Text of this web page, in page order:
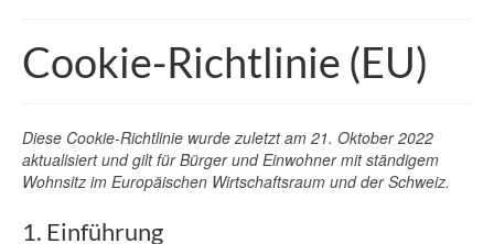
Cookie-Richtlinie (EU)
Diese Cookie-Richtlinie wurde zuletzt am 21. Oktober 2022
aktualisiert und gilt für Bürger und Einwohner mit ständigem
Wohnsitz im Europäischen Wirtschaftsraum und der Schweiz.
1. Einführung